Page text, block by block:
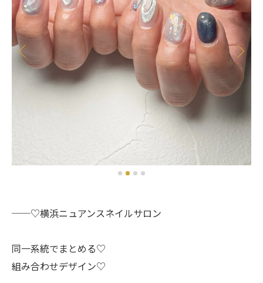
──♡横浜ニュアンスネイルサロン
同一系統でまとめる♡
組み合わせデザイン♡